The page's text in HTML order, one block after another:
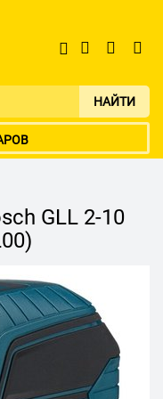
НАЙТИ
GLL 2-10